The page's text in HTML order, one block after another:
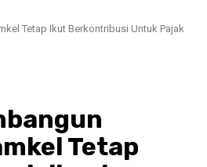
Tetap Ikut Berkontribusi Untuk Pajak
Tetap